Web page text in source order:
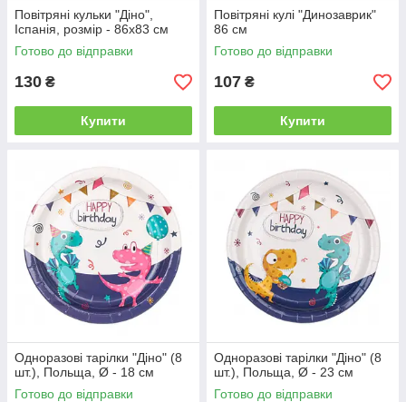
Повітряні кульки "Діно",
Іспанія, розмір - 86х83 см
Готово до відправки
130 ₴
Купити
Повітряні кулі "Динозаврик"
86 см
Готово до відправки
107 ₴
Купити
Одноразові тарілки "Діно" (8
шт.), Польща, Ø - 18 см
Готово до відправки
Одноразові тарілки "Діно" (8
шт.), Польща, Ø - 23 см
Готово до відправки